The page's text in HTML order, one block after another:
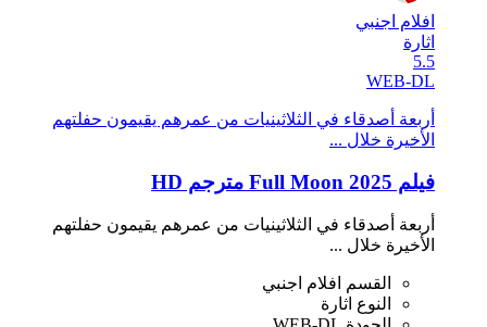
افلام اجنبي
اثارة
5.5
WEB-DL
أربعة أصدقاء في الثلاثينيات من عمرهم يقيمون حفلتهم
الأخيرة خلال ...
فيلم Full Moon 2025 مترجم HD
أربعة أصدقاء في الثلاثينيات من عمرهم يقيمون حفلتهم
الأخيرة خلال ...
القسم
افلام اجنبي
النوع اثارة